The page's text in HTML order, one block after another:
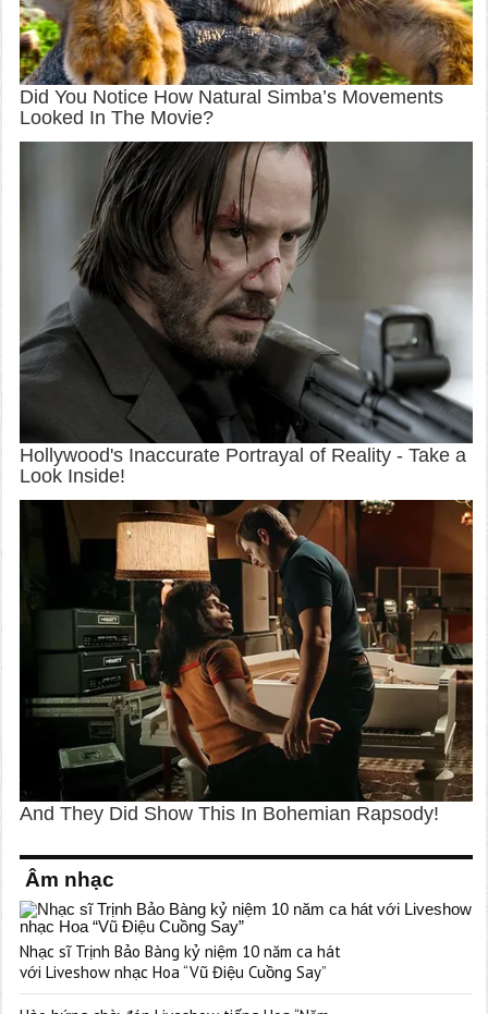
Âm nhạc
Nhạc sĩ Trịnh Bảo Bàng kỷ niệm 10 năm ca hát
với Liveshow nhạc Hoa “Vũ Điệu Cuồng Say”